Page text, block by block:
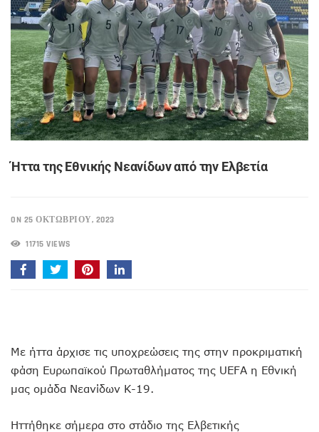
Ήττα της Εθνικής Νεανίδων από την Ελβετία
ON 25 ΟΚΤΩΒΡΊΟΥ, 2023
11715 VIEWS
Με ήττα άρχισε τις υποχρεώσεις της στην προκριματική
φάση Ευρωπαϊκού Πρωταθλήματος της UEFA η Εθνική
μας ομάδα Νεανίδων Κ-19.
Ηττήθηκε σήμερα στο στάδιο της Ελβετικής